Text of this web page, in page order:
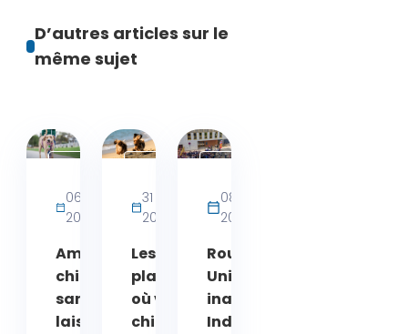
D’autres articles sur le
même sujet
bien-
être
06 août
2026
Amende
chien
sans
laisse
31 juillet
2026
Les
plages
où votre
chien
08 juin
2026
Rouen :
UniLaSalle
inaugure
Indivisa,